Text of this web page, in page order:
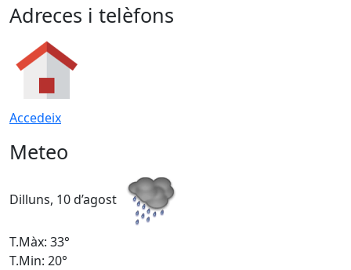
Adreces i telèfons
Accedeix
Meteo
Dilluns, 10 d’agost
T.Màx: 33°
T.Min: 20°